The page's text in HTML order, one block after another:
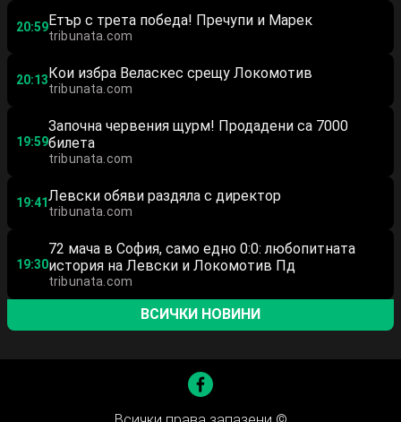
20:59Етър с трета победа! Пречупи и Марек
tribunata.com
20:13Кои избра Веласкес срещу Локомотив
tribunata.com
19:59
Започна червения щурм! Продадени са 7000
билета
tribunata.com
19:41Левски обяви раздяла с директор
tribunata.com
19:30
72 мача в София, само едно 0:0: любопитната
история на Левски и Локомотив Пд
tribunata.com
ВСИЧКИ НОВИНИ